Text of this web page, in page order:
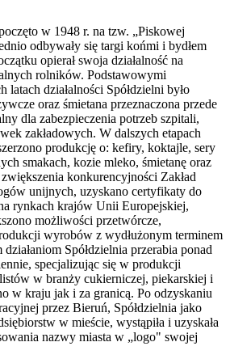
w 1948 r. na tzw. „Piskowej
odbywały się targi końmi i bydłem
opierał swoja działalność na
rolników. Podstawowymi
działalności Spółdzielni było
oraz śmietana przeznaczona przede
dla zabezpieczenia potrzeb szpitali,
zakładowych. W dalszych etapach
produkcję o: kefiry, koktajle, sery
smakach, kozie mleko, śmietanę oraz
konkurencyjności Zakład
unijnych, uzyskano certyfikaty do
rynkach krajów Unii Europejskiej,
możliwości przetwórcze,
wyrobów z wydłużonym terminem
Spółdzielnia przerabia ponad
specjalizując się w produkcji
w branży cukierniczej, piekarskiej i
w kraju jak i za granicą. Po odzyskaniu
przez Bieruń, Spółdzielnia jako
w mieście, wystąpiła i uzyskała
nazwy miasta w „logo" swojej